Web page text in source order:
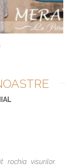
CALLA by
visurilor.